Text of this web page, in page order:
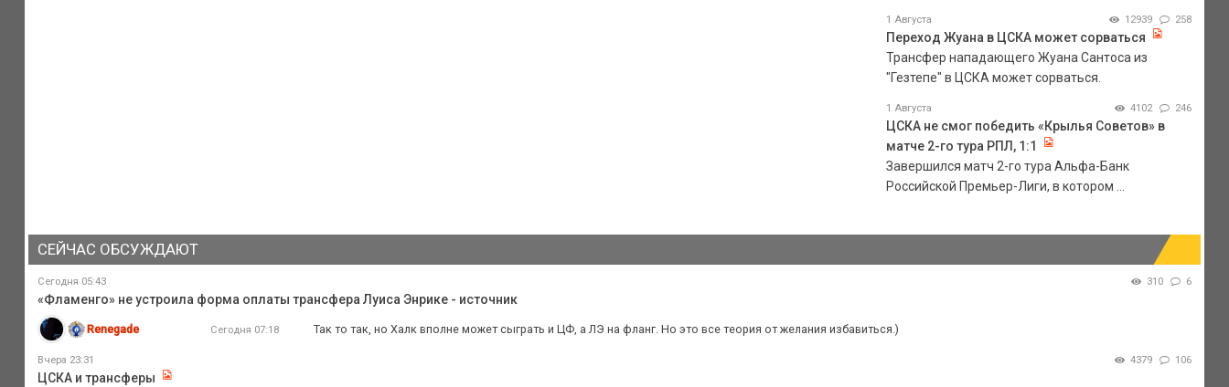
1 Августа 12939 258
Переход Жуана в ЦСКА может сорваться
Трансфер нападающего Жуана Сантоса из
"Гезтепе" в ЦСКА может сорваться.
1 Августа 4102 246
ЦСКА не смог победить «Крылья Советов» в
матче 2-го тура РПЛ, 1:1
Завершился матч 2-го тура Альфа-Банк
Российской Премьер-Лиги, в котором ...
СЕЙЧАС ОБСУЖДАЮТ
Сегодня 05:43 310 6
«Фламенго» не устроила форма оплаты трансфера Луиса Энрике - источник
Renegade Сегодня 07:18 Так то так, но Халк вполне может сыграть и ЦФ, а ЛЭ на фланг. Но это все теория от желания избавиться.)
Вчера 23:31 4379 106
ЦСКА и трансферы